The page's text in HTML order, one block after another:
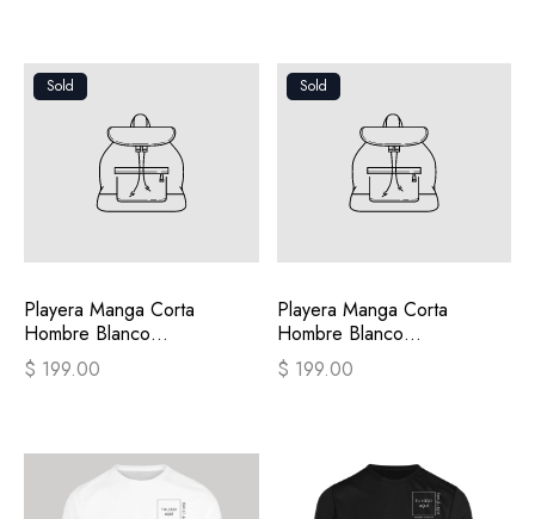
Sold
Playera Manga Corta
Hombre Blanco
Personalizable Escudo
$ 199.00
Sold
Playera Manga Corta
Hombre Blanco
Personalizable Escudo
$ 199.00